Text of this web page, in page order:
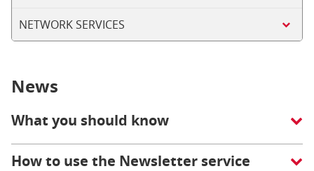
NETWORK SERVICES
News
What you should know
How to use the Newsletter service